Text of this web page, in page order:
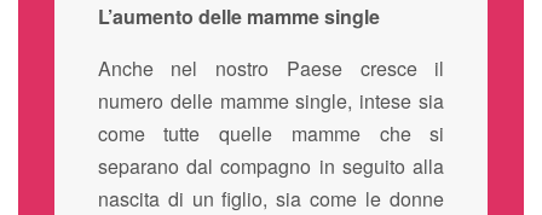
L’aumento delle mamme single
Anche nel nostro Paese cresce il
numero delle mamme single, intese sia
come tutte quelle mamme che si
separano dal compagno in seguito alla
nascita di un figlio, sia come le donne